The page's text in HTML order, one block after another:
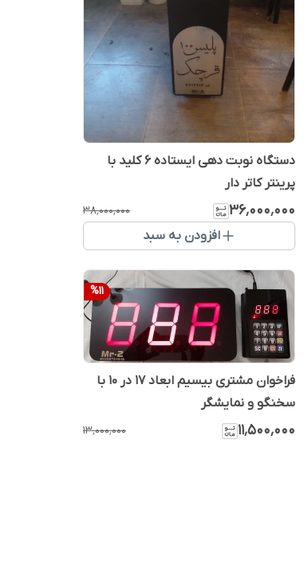
دستگاه نوبت دهی ایستاده ۶ کلید با
پرینتر کاتر دار
۳۶٬۰۰۰٬۰۰۰ ۳۸٬۰۰۰٬۰۰۰
افزودن به سبد
%11
فراخوان مشتری بیسیم ابعاد 17 در 10 با
سخنگو و نمایشگر
۱۱٬۵۰۰٬۰۰۰ ۱۳٬۰۰۰٬۰۰۰